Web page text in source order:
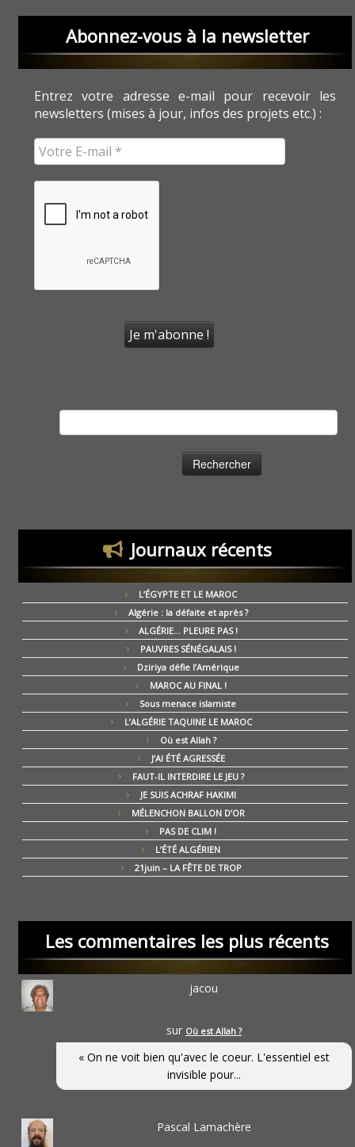
Abonnez-vous à la newsletter
Entrez votre adresse e-mail pour recevoir les
newsletters (mises à jour, infos des projets etc.) :
Journaux récents
L’ÉGYPTE ET LE MAROC
Algérie : la défaite et après ?
ALGÉRIE… PLEURE PAS !
PAUVRES SÉNÉGALAIS !
Dziriya défie l’Amérique
MAROC AU FINAL !
Sous menace islamiste
L’ALGÉRIE TAQUINE LE MAROC
Où est Allah ?
J’AI ÉTÉ AGRESSÉE
FAUT-IL INTERDIRE LE JEU ?
JE SUIS ACHRAF HAKIMI
MÉLENCHON BALLON D’OR
PAS DE CLIM !
L’ÉTÉ ALGÉRIEN
21juin – LA FÊTE DE TROP
Les commentaires les plus récents
jacou
sur Où est Allah ?
« On ne voit bien qu'avec le coeur. L'essentiel est
invisible pour...
Pascal Lamachère